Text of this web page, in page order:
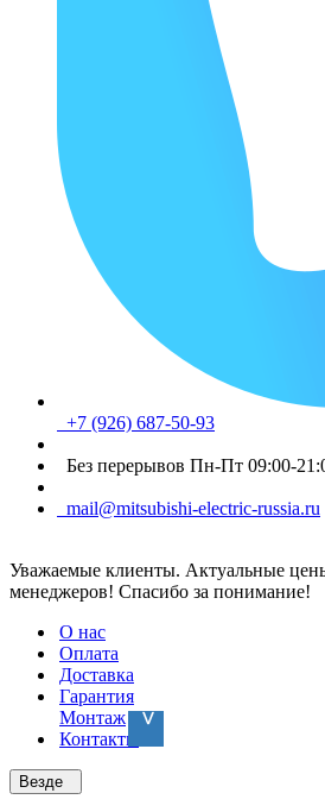
+7 (926) 687-50-93
Без перерывов Пн-Пт 09:00-
mail@mitsubishi-electric-russia.ru
Уважаемые клиенты. Актуальные
менеджеров! Спасибо за понимание!
О нас
Оплата
Доставка
Гарантия
Монтаж
Контакты
Везде